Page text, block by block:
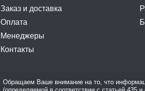
Заказ и доставка
Оплата
Менеджеры
Контакты
Обращаем Ваше внимание на то, что